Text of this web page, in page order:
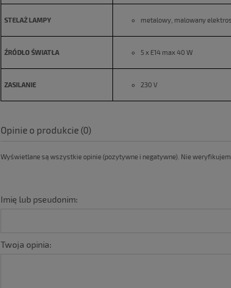
STELAŻ LAMPY metalowy, malowany
ŹRÓDŁO ŚWIATŁA 5 x E14 max 40 W
ZASILANIE 230 V
Opinie o produkcie (0)
Wyświetlane są wszystkie opinie (pozytywne i negatywne). Nie
Imię lub pseudonim:
Twoja opinia: